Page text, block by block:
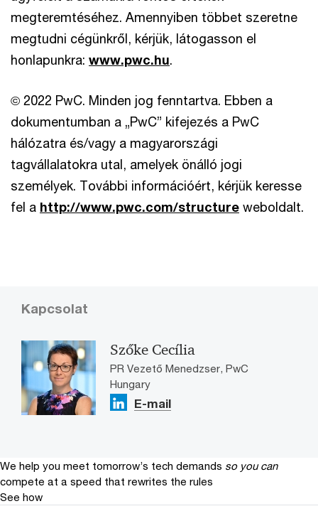
megteremtéséhez. Amennyiben többet szeretne
megtudni cégünkről, kérjük, látogasson el
honlapunkra: www.pwc.hu.
© 2022 PwC. Minden jog fenntartva. Ebben a
dokumentumban a „PwC” kifejezés a PwC
hálózatra és/vagy a magyarországi
tagvállalatokra utal, amelyek önálló jogi
személyek. További információért, kérjük keresse
fel a http://www.pwc.com/structure weboldalt.
Kapcsolat
Szőke Cecília
PR Vezető Menedzser, PwC
Hungary
E-mail
We help you meet tomorrow’s tech demands so you can
compete at a speed that rewrites the rules
See how